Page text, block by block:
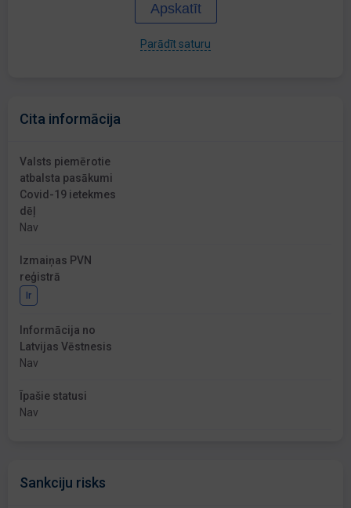
Apskatīt
Parādīt saturu
Cita informācija
Valsts piemērotie
atbalsta pasākumi
Covid-19 ietekmes
dēļ
Nav
Izmaiņas PVN
reģistrā
Ir
Informācija no
Latvijas Vēstnesis
Nav
Īpašie statusi
Nav
Sankciju risks